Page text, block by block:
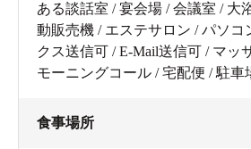
ある談話室 / 宴会場 / 会議室 / 大
動販売機 / エステサロン / パソコ
クス送信可 / E-Mail送信可 / マッ
モーニングコール / 宅配便 / 駐車
食事場所